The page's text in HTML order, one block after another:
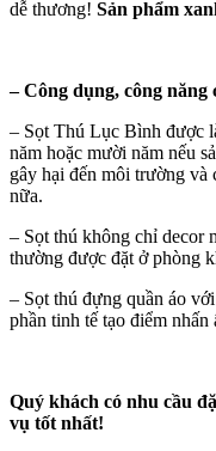
dễ thương! Sản phẩm
–Công dụng, công năng
– Sọt Thú Lục Bình được
năm hoặc mười năm nếu
gây hại đến môi trường và
nữa.
– Sọt thú không chỉ decor
thường được đặt ở phòng
– Sọt thú đựng quần áo
phần tinh tế tạo điểm
Quý khách có nhu cầu
vụ tốt nhất!